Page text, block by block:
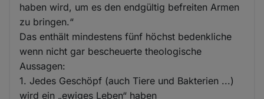
haben wird, um es den endgültig befreiten Armen
zu bringen.“
Das enthält mindestens fünf höchst bedenkliche
wenn nicht gar bescheuerte theologische
Aussagen:
1. Jedes Geschöpf (auch Tiere und Bakterien ...)
wird ein „ewiges Leben“ haben